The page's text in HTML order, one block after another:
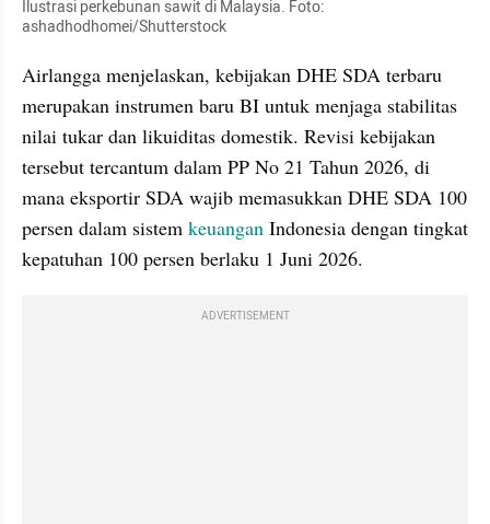
Ilustrasi perkebunan sawit di Malaysia. Foto:
ashadhodhomei/Shutterstock
Airlangga menjelaskan, kebijakan DHE SDA terbaru
merupakan instrumen baru BI untuk menjaga stabilitas
nilai tukar dan likuiditas domestik. Revisi kebijakan
tersebut tercantum dalam PP No 21 Tahun 2026, di
mana eksportir SDA wajib memasukkan DHE SDA 100
persen dalam sistem keuangan Indonesia dengan tingkat
kepatuhan 100 persen berlaku 1 Juni 2026.
ADVERTISEMENT